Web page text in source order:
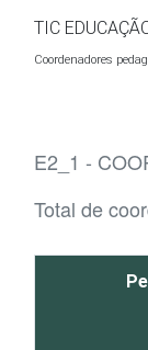
Ir para o conteúdo
TIC
Coordenadores
E2_1 -
Total de